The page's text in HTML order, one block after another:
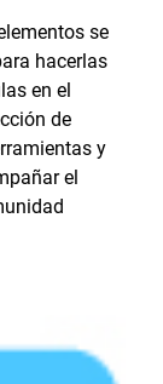
se
hacerlas
en el
de
y
el